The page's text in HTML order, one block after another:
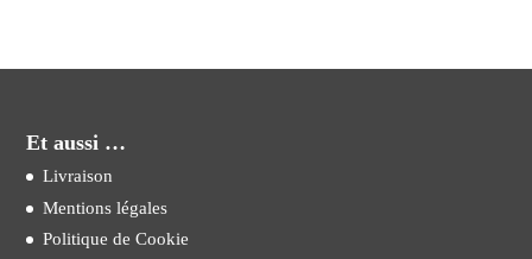
Et aussi …
Livraison
Mentions légales
Politique de Cookie